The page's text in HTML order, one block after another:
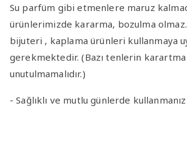
Su parfüm gibi etmenlere maruz
ürünlerimizde kararma, bozulma
bijuteri , kaplama ürünleri kullanmaya
gerekmektedir. (Bazı tenlerin karartma
unutulmamalıdır.)
- Sağlıklı ve mutlu günlerde